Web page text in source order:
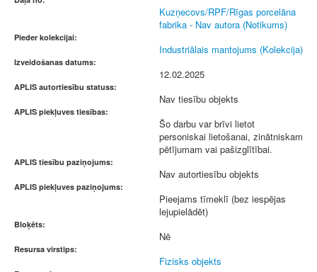
Kuzņecovs/RPF/Rīgas porcelāna
fabrika - Nav autora (Notikums)
Pieder kolekcijai:
Industriālais mantojums (Kolekcija)
Izveidošanas datums:
12.02.2025
APLIS autortiesību statuss:
Nav tiesību objekts
APLIS piekļuves tiesības:
Šo darbu var brīvi lietot
personiskai lietošanai, zinātniskam
pētījumam vai pašizglītībai.
APLIS tiesību paziņojums:
Nav autortiesību objekts
APLIS piekļuves paziņojums:
Pieejams tīmeklī (bez iespējas
lejupielādēt)
Bloķēts:
Nē
Resursa virstips:
Fizisks objekts